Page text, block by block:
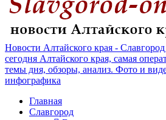
Новости Алтайского края -
сегодня Алтайского края, самая
темы дня, обзоры, анализ. Фото и
инфографика
Главная
Славгород